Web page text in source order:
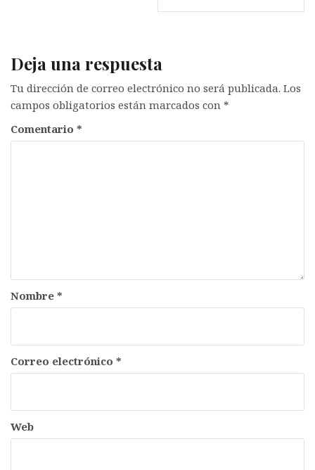
Deja una respuesta
Tu dirección de correo electrónico no será publicada. Los
campos obligatorios están marcados con *
Comentario *
Nombre *
Correo electrónico *
Web